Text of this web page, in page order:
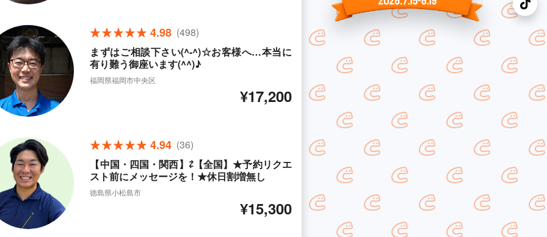
4.98 (498)
まずはご相談下さい(^-^)☆お客様へ…本当に
有り難う御座います(^^)♪
福岡県福岡市中央区
¥17,200
4.94 (36)
【中国・四国・関西】⇄【全国】★予約リクエ
スト前にメッセージを！★休日割増無し
徳島県小松島市
¥15,300